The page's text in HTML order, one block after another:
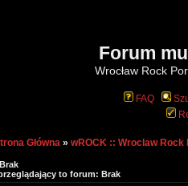
Forum
Wrocław Rock
FAQ
Główna » wROCK :: Wroclaw Rock
to forum: Brak